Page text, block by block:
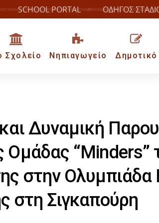
SCHOOL PORTAL ΟΔΗΓΟΣ
Σχολείο Νηπιαγωγείο Δημοτικό
Δυναμική
Ομάδας “Minders”
στην Ολυμπιάδα
στη Σιγκαπούρη